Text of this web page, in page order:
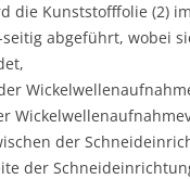
die Kunststofffolie (2)
abgeführt, wobei
der
der